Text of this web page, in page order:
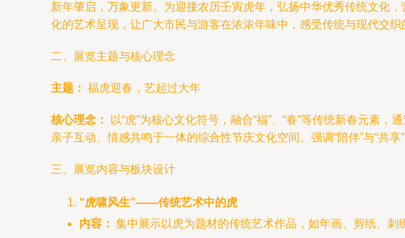
新年肇启，万象更新。为迎接农历壬寅虎年，弘扬中华优秀传统文化
化的艺术呈现，让广大市民与游客在浓浓年味中，感受传统与现代交
二、展览主题与核心理念
主题： 福虎迎春，艺起过大年
核心理念：
以“虎”为核心文化符号，融合“福”、“春”等传统新春元素
亲子互动、情感共鸣于一体的综合性节庆文化空间。强调“陪伴”与“共
三、展览内容与板块设计
“虎啸风生”——传统艺术中的虎
内容： 集中展示以虎为题材的传统艺术作品，如年画、剪纸、